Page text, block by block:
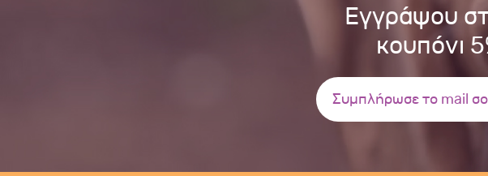
Εγγράψου
κουπόνι